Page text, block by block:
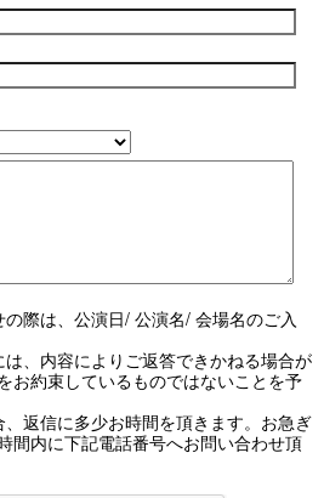
際は、公演日/ 公演名/ 会場名のご入
、内容によりご返答できかねる場合が
お約束しているものではないことを予
返信に多少お時間を頂きます。お急ぎ
間内に下記電話番号へお問い合わせ頂